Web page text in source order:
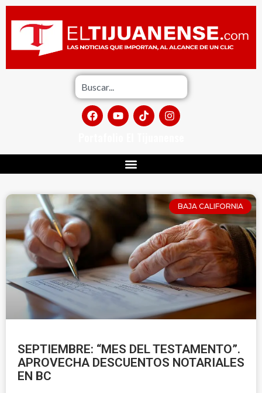
BAJA CALIFORNIA
SEPTIEMBRE: “MES DEL TESTAMENTO”.
APROVECHA DESCUENTOS NOTARIALES
EN BC